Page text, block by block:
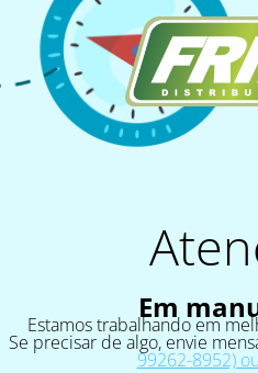
Em
Estamos trabalhando em
Se precisar de algo, envie
99262-8952)